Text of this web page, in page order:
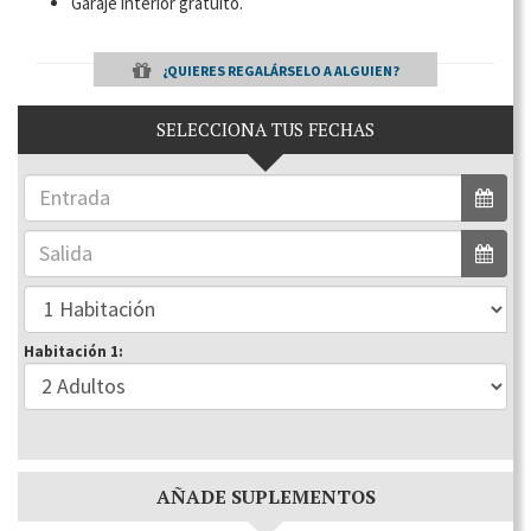
¿QUIERES REGALÁRSELO A ALGUIEN?
SELECCIONA TUS FECHAS
Habitación 1:
AÑADE SUPLEMENTOS